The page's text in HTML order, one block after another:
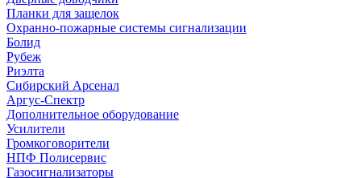
Планки для защелок
Охранно-пожарные системы сигнализации
Болид
Рубеж
Риэлта
Сибирский Арсенал
Аргус-Спектр
Дополнительное оборудование
Усилители
Громкоговорители
НПФ Полисервис
Газосигнализаторы